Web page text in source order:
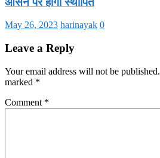
May 26, 2023 harinayak 0
Leave a Reply
Your email address will not be published.
marked *
Comment *